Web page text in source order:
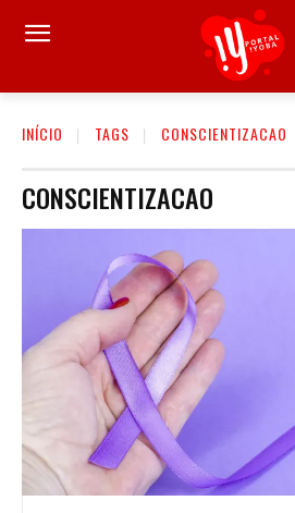
INÍCIO TAGS CONSCIENTIZACAO
CONSCIENTIZACAO